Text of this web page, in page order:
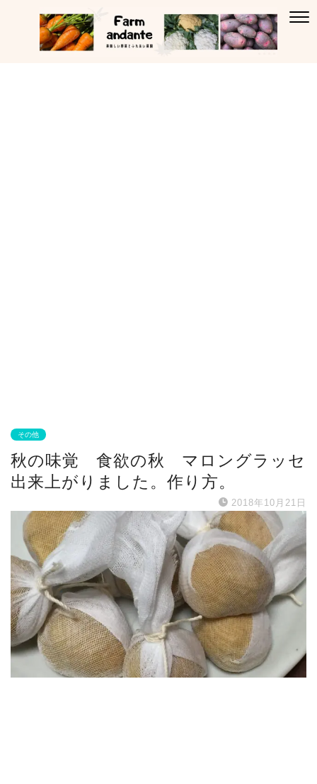
その他
秋の味覚 食欲の秋 マロングラッセ
出来上がりました。作り方。
2018年10月21日